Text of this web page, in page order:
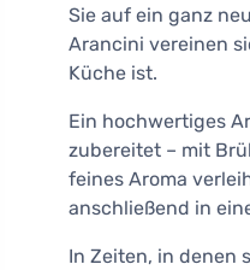
Sie auf ein ganz
Arancini vereinen
Küche ist.
Ein hochwertiges
zubereitet – mit
feines Aroma
anschließend in
In Zeiten, in denen